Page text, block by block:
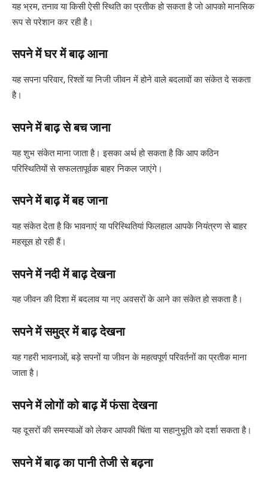
यह भ्रम, तनाव या किसी ऐसी स्थिति का प्रतीक हो सकता है जो आपको मानसिक
रूप से परेशान कर रही है।
सपने में घर में बाढ़ आना
यह सपना परिवार, रिश्तों या निजी जीवन में होने वाले बदलावों का संकेत दे सकता
है।
सपने में बाढ़ से बच जाना
यह शुभ संकेत माना जाता है। इसका अर्थ हो सकता है कि आप कठिन
परिस्थितियों से सफलतापूर्वक बाहर निकल जाएंगे।
सपने में बाढ़ में बह जाना
यह संकेत देता है कि भावनाएं या परिस्थितियां फिलहाल आपके नियंत्रण से बाहर
महसूस हो रही हैं।
सपने में नदी में बाढ़ देखना
यह जीवन की दिशा में बदलाव या नए अवसरों के आने का संकेत हो सकता है।
सपने में समुद्र में बाढ़ देखना
यह गहरी भावनाओं, बड़े सपनों या जीवन के महत्वपूर्ण परिवर्तनों का प्रतीक माना
जाता है।
सपने में लोगों को बाढ़ में फंसा देखना
यह दूसरों की समस्याओं को लेकर आपकी चिंता या सहानुभूति को दर्शा सकता है।
सपने में बाढ़ का पानी तेजी से बढ़ना